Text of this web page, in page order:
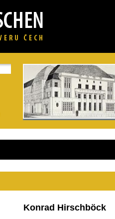
Konrad Hirschböck